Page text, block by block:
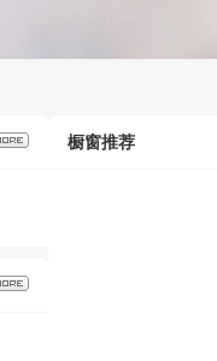
橱窗推荐